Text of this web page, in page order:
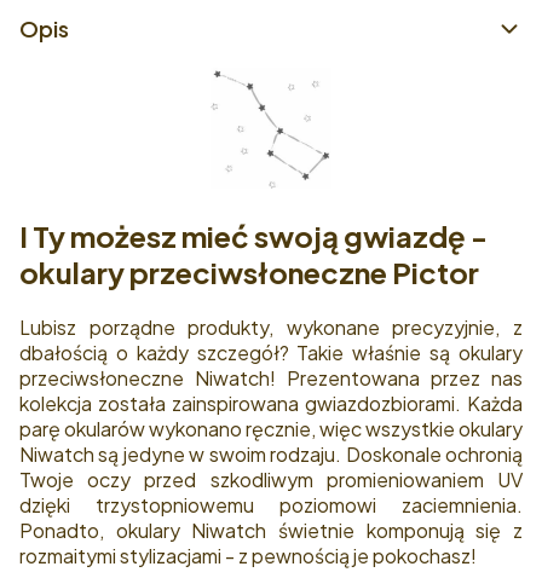
Opis
I Ty możesz mieć swoją gwiazdę -
okulary przeciwsłoneczne Pictor
Lubisz porządne produkty, wykonane precyzyjnie, z
dbałością o każdy szczegół? Takie właśnie są okulary
przeciwsłoneczne Niwatch! Prezentowana przez nas
kolekcja została zainspirowana gwiazdozbiorami. Każda
parę okularów wykonano ręcznie, więc wszystkie okulary
Niwatch są jedyne w swoim rodzaju. Doskonale ochronią
Twoje oczy przed szkodliwym promieniowaniem UV
dzięki trzystopniowemu poziomowi zaciemnienia.
Ponadto, okulary Niwatch świetnie komponują się z
rozmaitymi stylizacjami - z pewnością je pokochasz!